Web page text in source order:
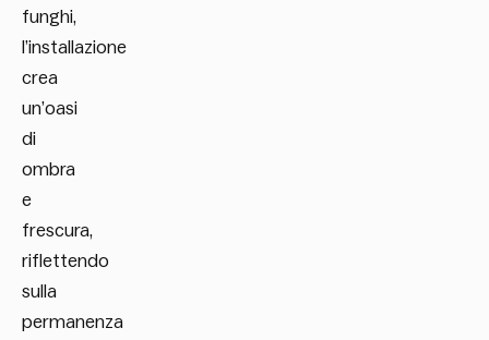
funghi,
l’installazione
crea
un’oasi
di
ombra
e
frescura,
riflettendo
sulla
permanenza